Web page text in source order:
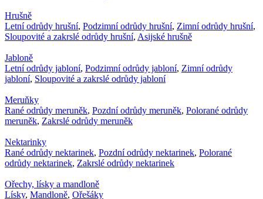
Hrušně
Letní odrůdy hrušní, Podzimní odrůdy hrušní, Zimní odrůdy hrušní,
Sloupovité a zakrslé odrůdy hrušní, Asijské hrušně
Jabloně
Letní odrůdy jabloní, Podzimní odrůdy jabloní, Zimní odrůdy
jabloní, Sloupovité a zakrslé odrůdy jabloní
Meruňky
Rané odrůdy meruněk, Pozdní odrůdy meruněk, Polorané odrůdy
meruněk, Zakrslé odrůdy meruněk
Nektarinky
Rané odrůdy nektarinek, Pozdní odrůdy nektarinek, Polorané
odrůdy nektarinek, Zakrslé odrůdy nektarinek
Ořechy, lísky a mandloně
Lísky, Mandloně, Ořešáky